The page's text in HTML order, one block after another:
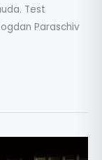
Test
Paraschiv